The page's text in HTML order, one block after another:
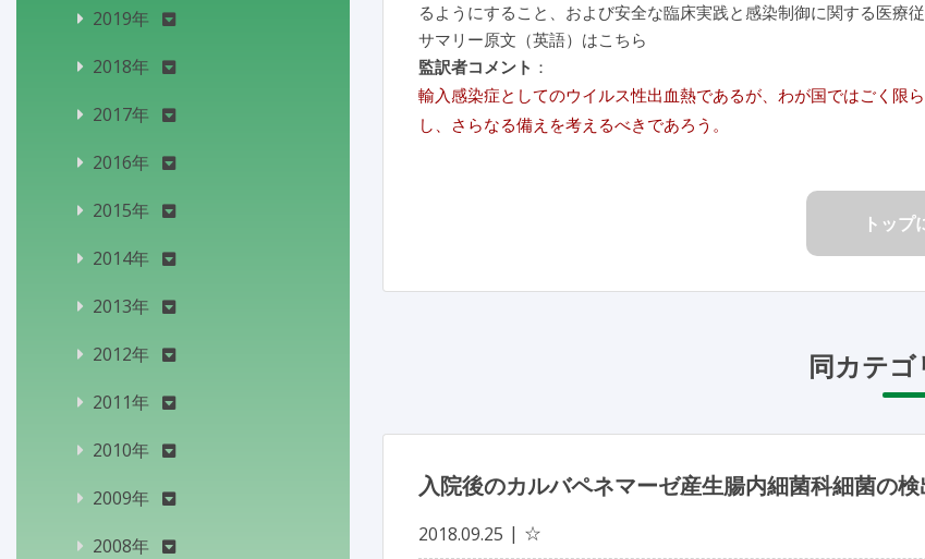
るようにすること、および安全な臨床実践と感染制御に関する医療
サマリー原文（英語）はこちら
監訳者コメント ：
輸入感染症としてのウイルス性出血熱であるが、わが国ではごく限
し、さらなる備えを考えるべきであろう。
トップ
同カテ
入院後のカルバペネマーゼ産生腸内細菌科細菌の
2018.09.25 ☆
2019年
2018年
2017年
2016年
2015年
2014年
2013年
2012年
2011年
2010年
2009年
2008年